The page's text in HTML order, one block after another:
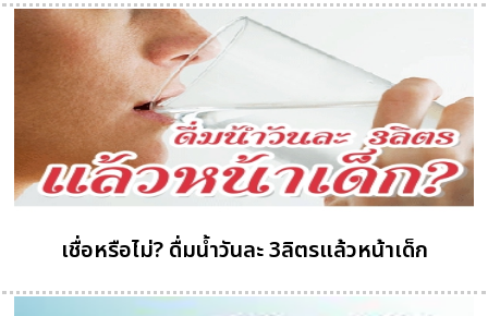
เชื่อหรือไม่? ดื่มน้ำวันละ 3ลิตรแล้วหน้าเด็ก